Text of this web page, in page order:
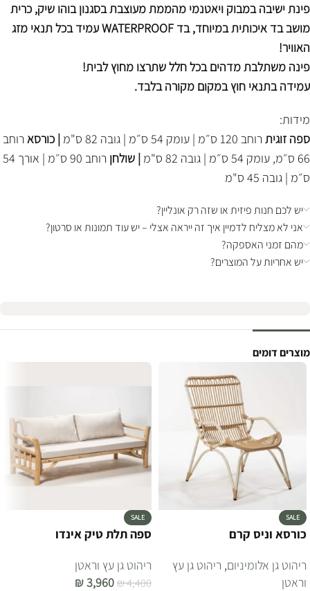
פינת ישיבה במבוק ויאטנמי מהממת מעוצבת בסגנון בוהו שיק, כרית
מושב בד איכותית במיוחד, בד WATERPROOF עמיד בכל תנאי מזג
האוויר!
פינה משתלבת מדהים בכל חלל שתרצו מחוץ לבית!
עמידה בתנאי חוץ במקום מקורה בלבד.
מידות:
ספה זוגית רוחב 120 ס״מ | עומק 54 ס״מ | גובה 82 ס"מ | כורסא רוחב
66 ס״מ, עומק 54 ס״מ | גובה 82 ס"מ
| שולחן
רוחב 90 ס״מ | אורך 54
ס״מ | גובה 45 ס"מ
יש לכם חנות פיזית או שזה רק אונליין?
אני לא מצליח לדמיין איך זה ייראה אצלי – יש עוד תמונות או סרטון?
מהם זמני האספקה?
יש אחריות על המוצרים?
מוצרים דומים
SALE
כורסא וניס קרם
ריהוט גן אלומיניום, ריהוט גן עץ
וראטן
SALE
ספה תלת טיק אינדו
ריהוט גן עץ וראטן
₪4,400
₪3,960